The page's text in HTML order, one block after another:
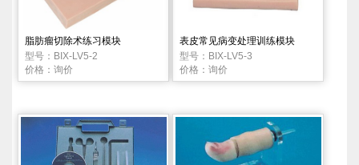
脂肪瘤切除术练习模块
型号：BIX-LV5-2
价格：询价
表皮常见病变处理训练模块
型号：BIX-LV5-3
价格：询价